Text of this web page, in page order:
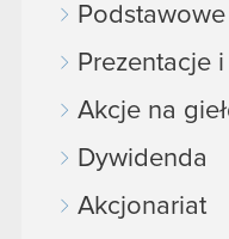
Prezentacje
Akcje na
Dywidenda
Akcjonariat